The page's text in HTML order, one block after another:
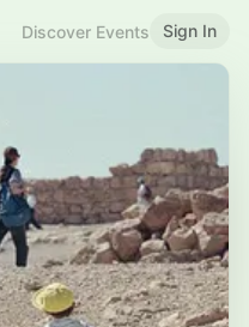
Discover Events Sign In